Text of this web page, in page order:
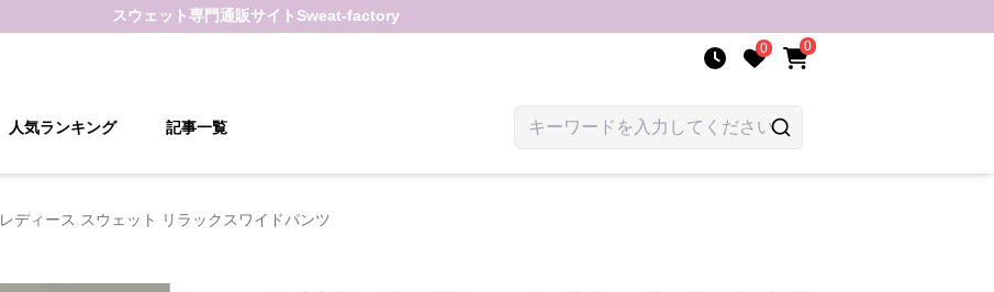
スウェット専門通販サイト Sweat-factory
0 0
人気ランキング 記事一覧
レディース スウェット リラックスワイドパンツ